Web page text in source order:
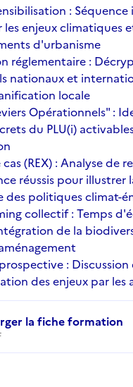
:
les enjeux climatiques
d'urbanisme
réglementaire :
nationaux et
locale
Opérationnels" :
du PLU(i)
(REX) : Analyse de
réussis pour illustrer
des politiques climat-
collectif : Temps
de la
: Discussion
des enjeux par les
la fiche formation